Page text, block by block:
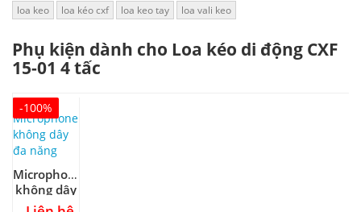
loa keo
loa kéo cxf loa keo tay loa vali keo
Phụ kiện dành cho Loa kéo di động CXF
15-01 4 tấc
-100%
Microphone
không dây
đa năng